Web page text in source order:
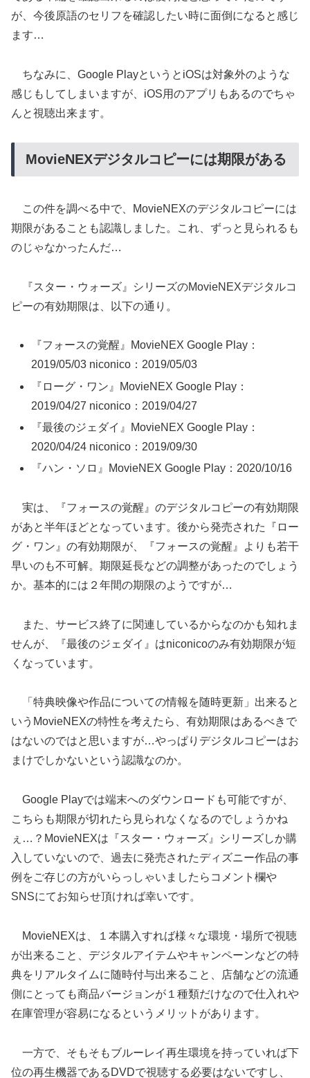
が、今後原語のセリフを確認したい時に面倒になると感じ
ます…
ちなみに、Google PlayというとiOSは対象外のような
感じもしてしまいますが、iOS用のアプリもあるのでちゃ
んと視聴出来ます。
MovieNEXデジタルコピーには期限がある
この件を調べる中で、MovieNEXのデジタルコピーには
期限があることも認識しました。これ、ずっと見られるも
のじゃなかったんだ…
『スター・ウォーズ』シリーズのMovieNEXデジタルコ
ピーの有効期限は、以下の通り。
『フォースの覚醒』MovieNEX Google Play：
2019/05/03 niconico：2019/05/03
『ローグ・ワン』MovieNEX Google Play：
2019/04/27 niconico：2019/04/27
『最後のジェダイ』MovieNEX Google Play：
2020/04/24 niconico：2019/09/30
『ハン・ソロ』MovieNEX Google Play：2020/10/16
実は、『フォースの覚醒』のデジタルコピーの有効期限
があと半年ほどとなっています。後から発売された『ロー
グ・ワン』の有効期限が、『フォースの覚醒』よりも若干
早いのも不可解。期限延長などの調整があったのでしょう
か。基本的には２年間の期限のようですが…
また、サービス終了に関連しているからなのかも知れま
せんが、『最後のジェダイ』はniconicoのみ有効期限が短
くなっています。
「特典映像や作品についての情報を随時更新」出来ると
いうMovieNEXの特性を考えたら、有効期限はあるべきで
はないのではと思いますが…やっぱりデジタルコピーはお
まけでしかないという認識なのか。
Google Playでは端末へのダウンロードも可能ですが、
こちらも期限が切れたら見られなくなるのでしょうかね
ぇ…？MovieNEXは『スター・ウォーズ』シリーズしか購
入していないので、過去に発売されたディズニー作品の事
例をご存じの方がいらっしゃいましたらコメント欄や
SNSにてお知らせ頂ければ幸いです。
MovieNEXは、１本購入すれば様々な環境・場所で視聴
が出来ること、デジタルアイテムやキャンペーンなどの特
典をリアルタイムに随時付与出来ること、店舗などの流通
側にとっても商品バージョンが１種類だけなので仕入れや
在庫管理が容易になるというメリットがあります。
一方で、そもそもブルーレイ再生環境を持っていれば下
位の再生機器であるDVDで視聴する必要はないですし、